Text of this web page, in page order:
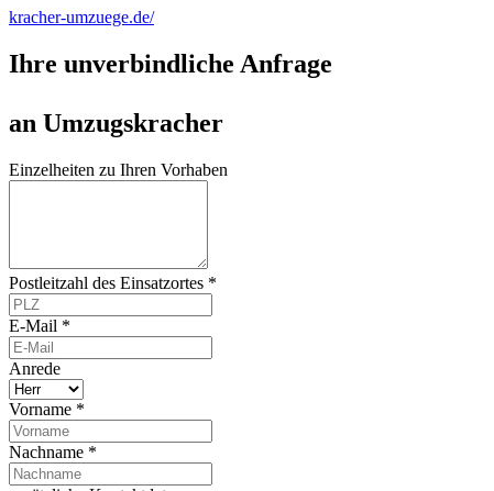
kracher-umzuege.de/
Ihre unverbindliche Anfrage
an Umzugskracher
Einzelheiten zu Ihren Vorhaben
Postleitzahl des Einsatzortes *
E-Mail *
Anrede
Vorname *
Nachname *